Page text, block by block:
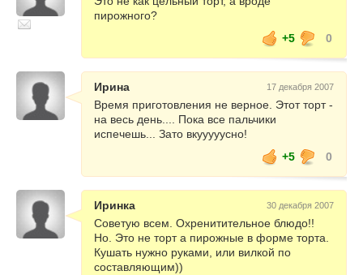
пирожного?
+5
0
Ирина 17 декабря 2007
Время приготовления не верное. Этот торт -
на весь день.... Пока все пальчики
испечешь... Зато вкууууусно!
+5
0
Иринка 30 декабря 2007
Советую всем. Охренитительное блюдо!!
Но. Это не торт а пирожные в форме торта.
Кушать нужно руками, или вилкой по
составляющим))